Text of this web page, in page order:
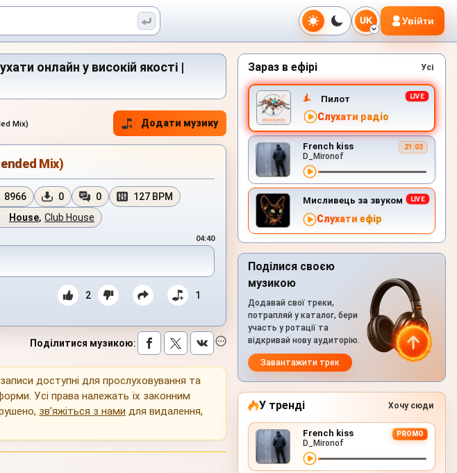
UK Увійти
онлайн у високій якості |
Mix) Додати музику
Mix)
8966 0 0
127 BPM
House, Club House
04:40
2 1
Поділитися музикою:
доступні для прослуховування та
Усі права належать їх законним
зв’яжіться з нами для видалення,
Зараз в ефірі Усі
Пилот
Слухати радіо
French kiss 21:03
D_Mironof
Мисливець за звуком
Слухати ефір
Поділися своєю
музикою
Додавай свої треки,
потрапляй у каталог, бери
участь у ротації та
відкривай нову аудиторію.
Завантажити трек
У тренді Хочу сюди
French kiss PROMO
D_Mironof